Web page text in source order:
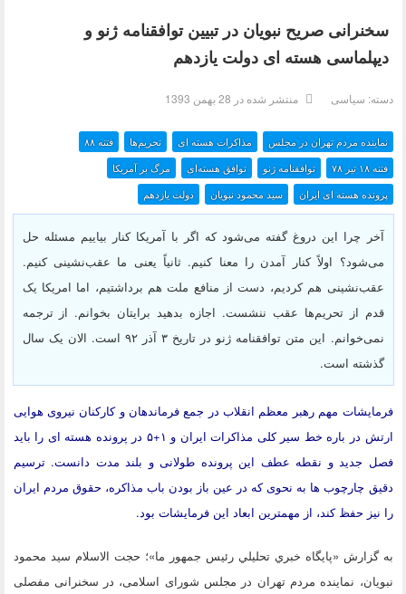
سخنرانی صریح نبویان در تبیین توافقنامه ژنو و
دیپلماسی هسته ای دولت یازدهم
دسته: سیاسی منتشر شده در 28 بهمن 1393
نماینده مردم تهران در مجلس مذاکرات هسته ای تحریم‌ها فتنه ۸۸
دولت یازدهم سید محمود نبویان پرونده هسته ای ایران
مرگ بر آمریکا توافق هسته‌ای توافقنامه ژنو فتنه ۱۸ تير ۷۸
آخر چرا این دروغ گفته می‌شود که اگر با آمریکا کنار بیاییم مسئله حل
می‌شود؟ اولاً کنار آمدن را معنا کنیم. ثانیاً یعنی ما عقب‌نشینی کنیم.
عقب‌نشینی هم کردیم، دست از منافع ملت هم برداشتیم، اما امریکا یک
قدم از تحریم‌ها عقب ننشست. اجازه بدهید برایتان بخوانم. از ترجمه
نمی‌خوانم. این متن توافقنامه ژنو در تاریخ ۳ آذر ۹۲ است. الان یک سال
گذشته است.
فرمایشات مهم رهبر معظم انقلاب در جمع فرماندهان و کارکنان نیروی هوایی
ارتش در باره خط سیر کلی مذاکرات ایران و ۱+۵ در پرونده هسته ای را باید
فصل جدید و نقطه عطف این پرونده طولانی و بلند مدت دانست. ترسیم
دقیق چارچوب ها به نحوی که در عین باز بودن باب مذاکره، حقوق مردم ایران
را نیز حفظ کند، از مهمترین ابعاد این فرمایشات بود.
به گزارش «پايگاه خبري تحليلي رئيس جمهور ما»؛ حجت الاسلام سید محمود
نبویان، نماینده مردم تهران در مجلس شورای اسلامی، در سخنرانی مفصلی